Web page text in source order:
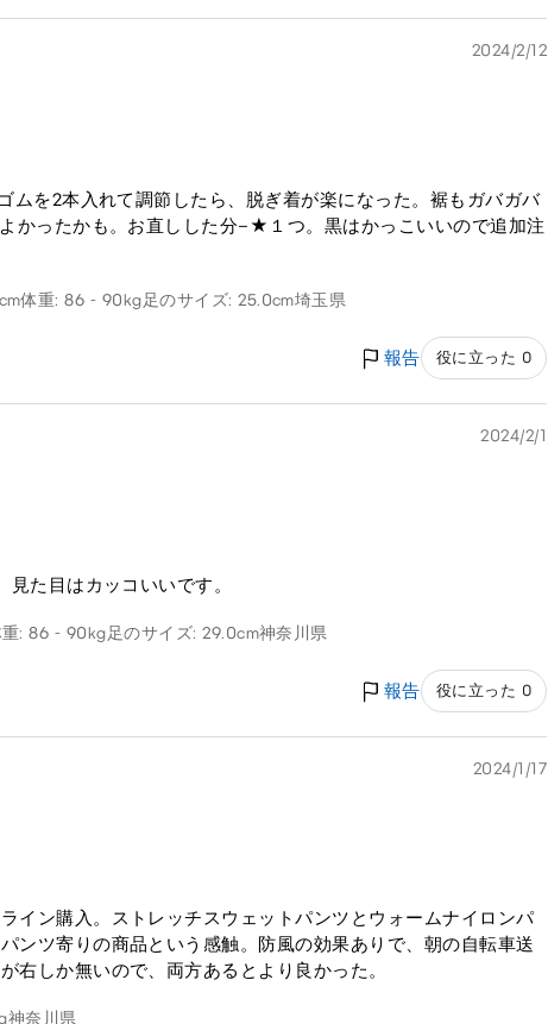
2024/2/12
ムを2本入れて調節したら、脱ぎ着が楽になった。裾もガバガバ
かったかも。お直しした分−★１つ。黒はかっこいいので追加注
体重: 86 - 90kg足のサイズ: 25.0cm埼玉県
報告 役に立った 0
2024/2/1
た目はカッコいいです。
重: 86 - 90kg足のサイズ: 29.0cm神奈川県
報告 役に立った 0
2024/1/17
イン購入。ストレッチスウェットパンツとウォームナイロンパ
ンツ寄りの商品という感触。防風の効果ありで、朝の自転車送
右しか無いので、両方あるとより良かった。
神奈川県